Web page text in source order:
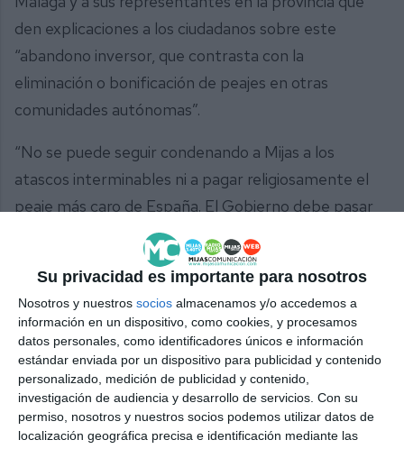
Su privacidad es importante para nosotros
Nosotros y nuestros socios almacenamos y/o accedemos a
información en un dispositivo, como cookies, y procesamos
datos personales, como identificadores únicos e información
estándar enviada por un dispositivo para publicidad y contenido
personalizado, medición de publicidad y contenido,
investigación de audiencia y desarrollo de servicios. Con su
permiso, nosotros y nuestros socios podemos utilizar datos de
localización geográfica precisa e identificación mediante las
den explicaciones a los ciudadanos sobre este
“abandono inversor, que contrasta con la
eliminación o bonificación de peajes en otras
comunidades autónomas”.
“No se puede seguir condenando a Mijas a los
atascos interminables ni a pagar religiosamente el
peaje más caro de España. El Gobierno debe pasar
de las palabras a los hechos, porque lo que está en
juego es el futuro de la Costa del Sol”, ha concluido
la alcaldesa.
Con esta posición, el PP de Mijas se suma a la
denuncia planteada por la presidenta provincial,
Patricia Navarro, y reclama al Ejecutivo central
“rigor, transparencia y soluciones urgentes para los
problemas de movilidad de la provincia y, de manera